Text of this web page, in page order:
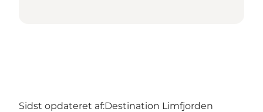
Sidst opdateret af:Destination Limfjorden